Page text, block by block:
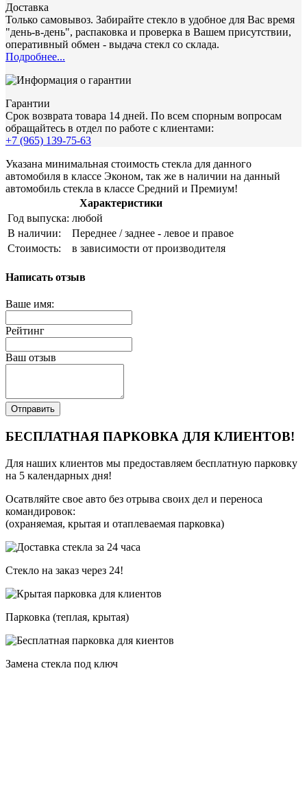
Доставка
Только самовывоз. Забирайте стекло в удобное для Вас время
"день-в-день", распаковка и проверка в Вашем присутствии,
оперативный обмен - выдача стекл со склада.
Подробнее...
Гарантии
Срок возврата товара 14 дней. По всем спорным вопросам
обращайтесь в отдел по работе с клиентами:
+7 (965) 139-75-63
Указана минимальная стоимость стекла для данного
автомобиля в классе Эконом, так же в наличии на данный
автомобиль стекла в классе Средний и Премиум!
Характеристики
Год выпуска: любой
В наличии:
Переднее / заднее - левое и правое
Стоимость:
в зависимости от производителя
Написать отзыв
Ваше имя:
Рейтинг
Ваш отзыв
Отправить
БЕСПЛАТНАЯ ПАРКОВКА ДЛЯ КЛИЕНТОВ!
Для наших клиентов мы предоставляем бесплатную парковку
на 5 календарных дня!
Осатвляйте свое авто без отрыва своих дел и переноса
командировок:
(охраняемая, крытая и отаплеваемая парковка)
Стекло на заказ через 24!
Парковка (теплая, крытая)
Замена стекла под ключ